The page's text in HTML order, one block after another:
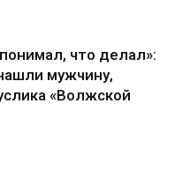
что делал»:
мужчину,
«Волжской